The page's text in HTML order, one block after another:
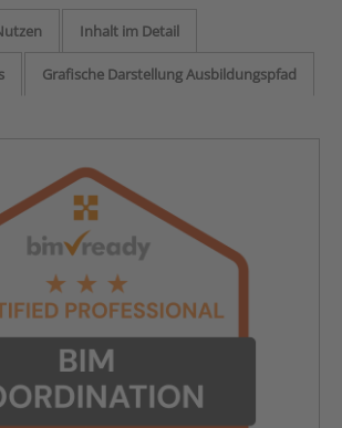
Inhalt im Detail
Grafische Darstellung Ausbildungspfad